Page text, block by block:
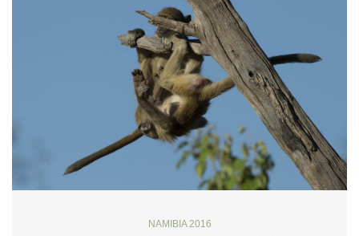
NAMIBIA 2016